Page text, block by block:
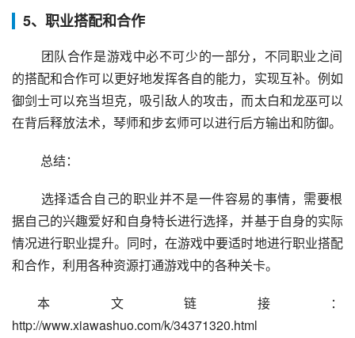
5、职业搭配和合作
的搭配和合作可以更好地发挥各自的能力，实现互补。例如
御剑士可以充当坦克，吸引敌人的攻击，而太白和龙巫可以
在背后释放法术，琴师和步玄师可以进行后方输出和防御。
总结：
据自己的兴趣爱好和自身特长进行选择，并基于自身的实际
情况进行职业提升。同时，在游戏中要适时地进行职业搭配
和合作，利用各种资源打通游戏中的各种关卡。
本文链接：
http://www.xiawashuo.com/k/34371320.html